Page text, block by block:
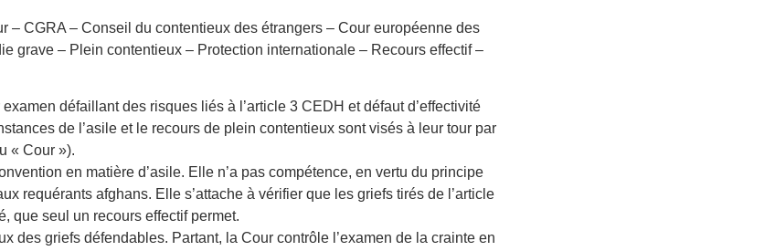
– CGRA – Conseil du contentieux des étrangers – Cour européenne des
grave – Plein contentieux – Protection internationale – Recours effectif –
défaillant des risques liés à l’article 3 CEDH et défaut d’effectivité
de l’asile et le recours de plein contentieux sont visés à leur tour par
« Cour »).
en matière d’asile. Elle n’a pas compétence, en vertu du principe
requérants afghans. Elle s’attache à vérifier que les griefs tirés de l’article
que seul un recours effectif permet.
des griefs défendables. Partant, la Cour contrôle l’examen de la crainte en